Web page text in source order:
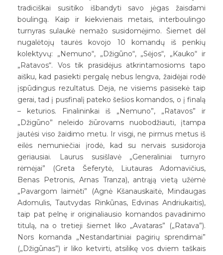
tradiciškai susitiko išbandyti savo jėgas žaisdami
boulingą. Kaip ir kiekvienais metais, interboulingo
turnyras sulaukė nemažo susidomėjimo. Šiemet dėl
nugalėtojų taurės kovojo 10 komandų iš penkių
kolektyvų: „Nemuno“, „Džigūno“, „Sėjos“, „Kauko“ ir
„Ratavos“. Vos tik prasidėjus atkrintamosioms tapo
aišku, kad pasiekti pergalę nebus lengva, žaidėjai rodė
įspūdingus rezultatus. Deja, ne visiems pasisekė taip
gerai, tad į pusfinalį pateko šešios komandos, o į finalą
– keturios. Finalininkai iš „Nemuno”, „Ratavos” ir
„Džigūno” neleido žiūrovams nuobodžiauti, įtampa
jautėsi viso žaidimo metu. Ir visgi, ne pirmus metus iš
eilės nemuniečiai įrodė, kad su nervais susidoroja
geriausiai. Laurus susišlavė „Generaliniai turnyro
rėmėjai” (Greta Šeferytė, Liutauras Adomavičius,
Benas Petronis, Arnas Tranza), antrąją vietą užėmė
„Pavargom laimėti” (Agnė Kšanauskaitė, Mindaugas
Adomulis, Tautvydas Rinkūnas, Edvinas Andriukaitis),
taip pat pelnę ir originaliausio komandos pavadinimo
titulą, na o tretieji šiemet liko „Avataras” („Ratava”).
Nors komanda „Nestandartiniai pagirių sprendimai”
(„Džigūnas”) ir liko ketvirti, atsilikę vos dviem taškais